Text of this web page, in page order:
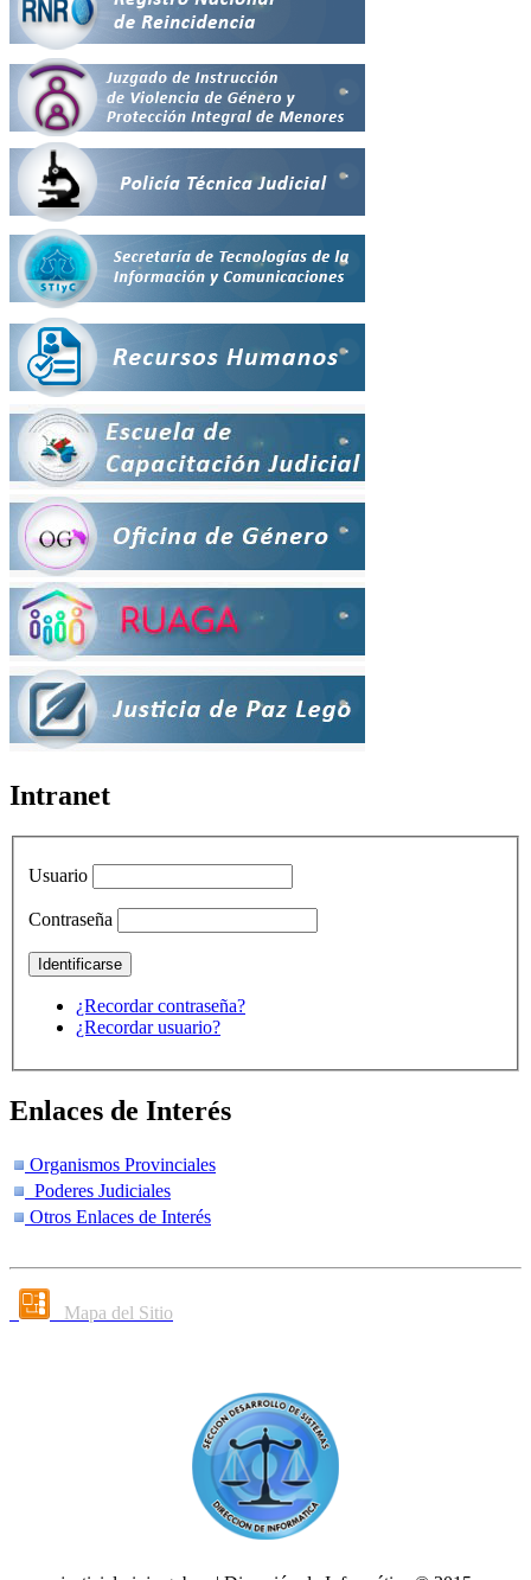
Intranet
Usuario
Contraseña
¿Recordar contraseña?
¿Recordar usuario?
Enlaces de Interés
Organismos Provinciales
Poderes Judiciales
Otros Enlaces de Interés
Mapa del Sitio